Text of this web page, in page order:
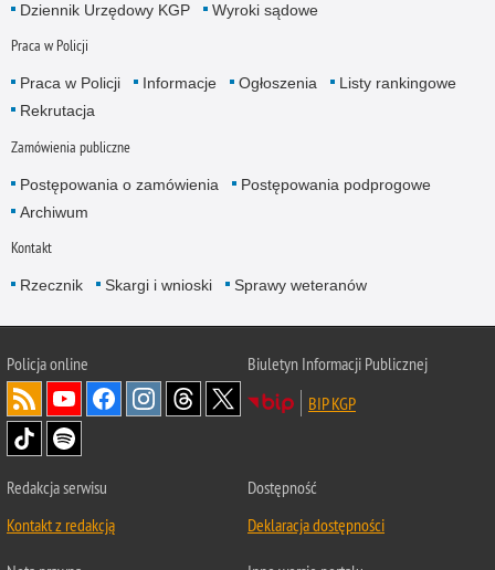
Dziennik Urzędowy KGP Wyroki sądowe
Praca w Policji
Praca w Policji Informacje Ogłoszenia
Listy rankingowe
Rekrutacja
Zamówienia publiczne
Postępowania o zamówienia
Postępowania podprogowe
Archiwum
Kontakt
Rzecznik Skargi i wnioski Sprawy weteranów
Policjaonline
Biuletyn Informacji Publicznej
BIP KGP
Redakcja serwisu
Kontakt z redakcją
Dostępność
Deklaracja dostępności